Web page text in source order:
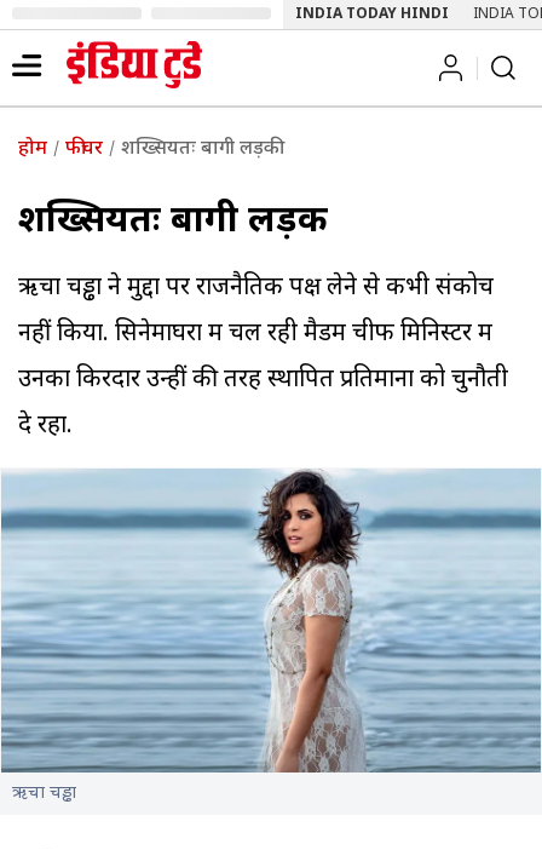
INDIA TODAY HINDI INDIA
होम फीचर शख्सियतः बागी लड़की
शख्सियतः बागी लड़की
ऋचा चड्ढा ने मुद्दों पर राजनैतिक पक्ष लेने से कभी संकोच
नहीं किया. सिनेमाघरों में चल रही मैडम चीफ मिनिस्टर में
उनका किरदार उन्हीं की तरह स्थापित प्रतिमानों को चुनौती
दे रहा.
ऋचा चड्ढा